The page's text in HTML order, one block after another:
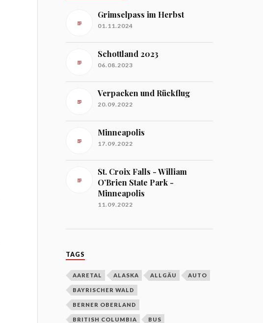
Grimselpass im Herbst
01.11.2024
Schottland 2023
06.08.2023
Verpacken und Rückflug
20.09.2022
Minneapolis
17.09.2022
St. Croix Falls - William
O’Brien State Park -
Minneapolis
11.09.2022
TAGS
AARETAL ALASKA ALLGÄU AUTO
BAYRISCHER WALD
BERNER OBERLAND
BRITISH COLUMBIA BUS